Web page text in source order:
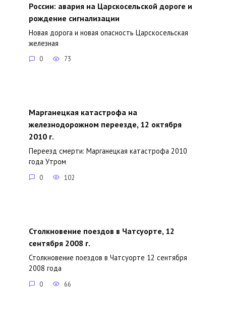
России: авария на Царскосельской дороге и
рождение сигнализации
Новая дорога и новая опасность Царскосельская
железная
0 73
Марганецкая катастрофа на
железнодорожном переезде, 12 октября
2010 г.
Переезд смерти: Марганецкая катастрофа 2010
года Утром
0 102
Столкновение поездов в Чатсуорте, 12
сентября 2008 г.
Столкновение поездов в Чатсуорте 12 сентября
2008 года
0 66